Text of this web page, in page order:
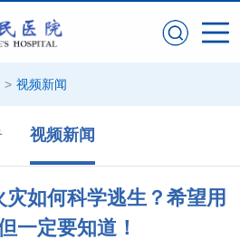
> 视频新闻
视频新闻
如何科学逃生？希望用
一定要知道！